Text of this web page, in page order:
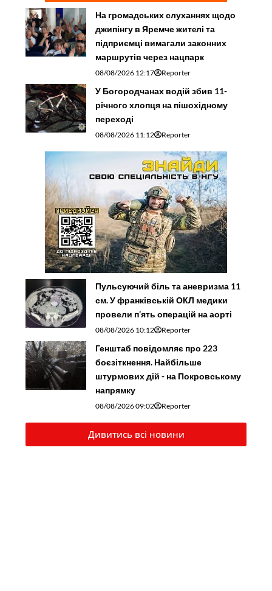
На громадських слуханнях щодо
джипінгу в Яремче житeлі та
підприємці вимагали законних
маршрутів через нацпарк
08/08/2026 12:17 Reporter
У Богородчанах водій збив 11-
річного хлопця на пішохідному
переході
08/08/2026 11:12 Reporter
Пульсуючий біль та аневризма 11
см. У франківській ОКЛ медики
провели п’ять операцій на аорті
08/08/2026 10:12 Reporter
Генштаб повідомляє про 223
боєзіткнення. Найбільше
штурмових дій - на Покровському
напрямку
08/08/2026 09:02 Reporter
Дивитись всі новини